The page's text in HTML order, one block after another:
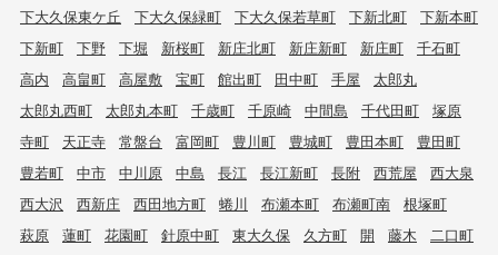
下大久保東ケ丘
下大久保緑町 下大久保若草町 下新北町
下新本町
下新町
下野 下堀 新桜町 新庄北町 新庄新町 新庄町
千石町
高内
高畠町 高屋敷 宝町 館出町 田中町 手屋
太郎丸
太郎丸西町
太郎丸本町 千歳町 千原崎 中間島 千代田町
塚原
寺町
天正寺 常盤台 富岡町 豊川町 豊城町 豊田本町
豊田町
豊若町
中市 中川原 中島 長江 長江新町 長附 西荒屋
西大泉
西大沢
西新庄 西田地方町 蜷川 布瀬本町 布瀬町南
根塚町
萩原
蓮町 花園町 針原中町 東大久保 久方町 開 藤木
二口町